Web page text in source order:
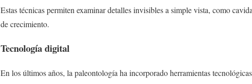
Estas técnicas permiten examinar detalles invisibles a simple vista, como
de crecimiento.
Tecnología digital
En los últimos años, la paleontología ha incorporado herramientas